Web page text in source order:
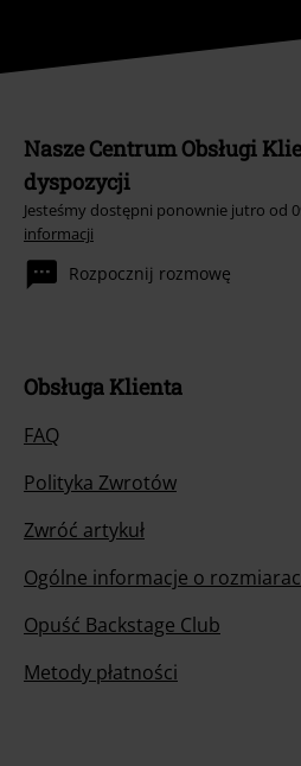
Nasze Centrum Obsługi
dyspozycji
Jesteśmy dostępni ponownie jutro od
informacji
Rozpocznij rozmowę
Obsługa Klienta
FAQ
Polityka Zwrotów
Zwróć artykuł
Ogólne informacje o
Opuść Backstage Club
Metody płatności